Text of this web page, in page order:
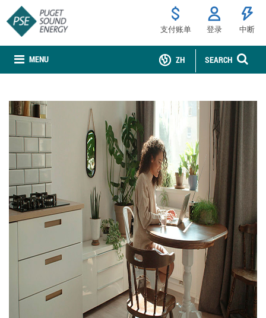
MENU
支付账单 登录 中断
SEARCH
ZH